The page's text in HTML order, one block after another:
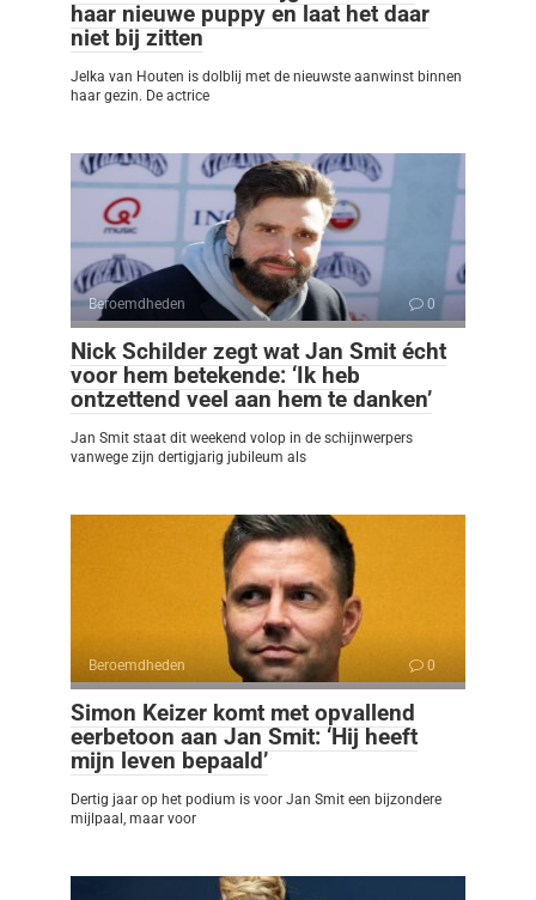
haar nieuwe puppy en laat het daar
niet bij zitten
Jelka van Houten is dolblij met de nieuwste aanwinst binnen
haar gezin. De actrice
Beroemdheden 0
Nick Schilder zegt wat Jan Smit écht
voor hem betekende: ‘Ik heb
ontzettend veel aan hem te danken’
Jan Smit staat dit weekend volop in de schijnwerpers
vanwege zijn dertigjarig jubileum als
Beroemdheden 0
Simon Keizer komt met opvallend
eerbetoon aan Jan Smit: ‘Hij heeft
mijn leven bepaald’
Dertig jaar op het podium is voor Jan Smit een bijzondere
mijlpaal, maar voor